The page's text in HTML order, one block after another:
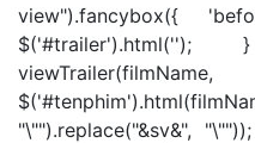
view").fancybox({
"\"").replace("&sv&",